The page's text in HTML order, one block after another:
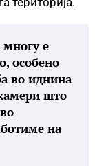
е
особено
во иднина
што
на